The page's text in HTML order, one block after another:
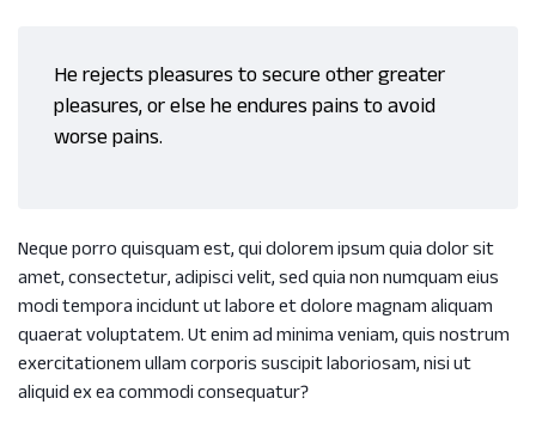
He rejects pleasures to secure other greater
pleasures, or else he endures pains to avoid
worse pains.
Neque porro quisquam est, qui dolorem ipsum quia dolor sit
amet, consectetur, adipisci velit, sed quia non numquam eius
modi tempora incidunt ut labore et dolore magnam aliquam
quaerat voluptatem. Ut enim ad minima veniam, quis nostrum
exercitationem ullam corporis suscipit laboriosam, nisi ut
aliquid ex ea commodi consequatur?